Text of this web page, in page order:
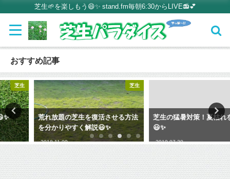
芝生🌱を楽しもう😄✨ stand.fm毎朝6:30からLIVE📻💕
おすすめ記事
芝生
荒れ放題の芝生を復活させる方法
を分かりやすく解説😃✨
2018-11-09
芝生の猛暑対策！夏枯れを防ごう
😃✨
2019-07-30